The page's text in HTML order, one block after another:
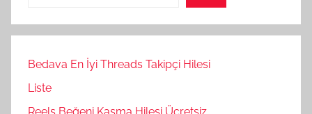
Bedava En İyi Threads Takipçi Hilesi
Liste